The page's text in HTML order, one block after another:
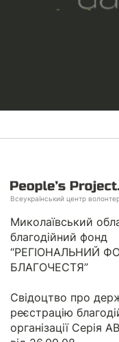
Всеукраїнський центр
Миколаївський
благодійний фонд
“РЕГІОНАЛЬНИЙ
БЛАГОЧЕСТЯ”
Свідоцтво про
реєстрацію
організації Серія